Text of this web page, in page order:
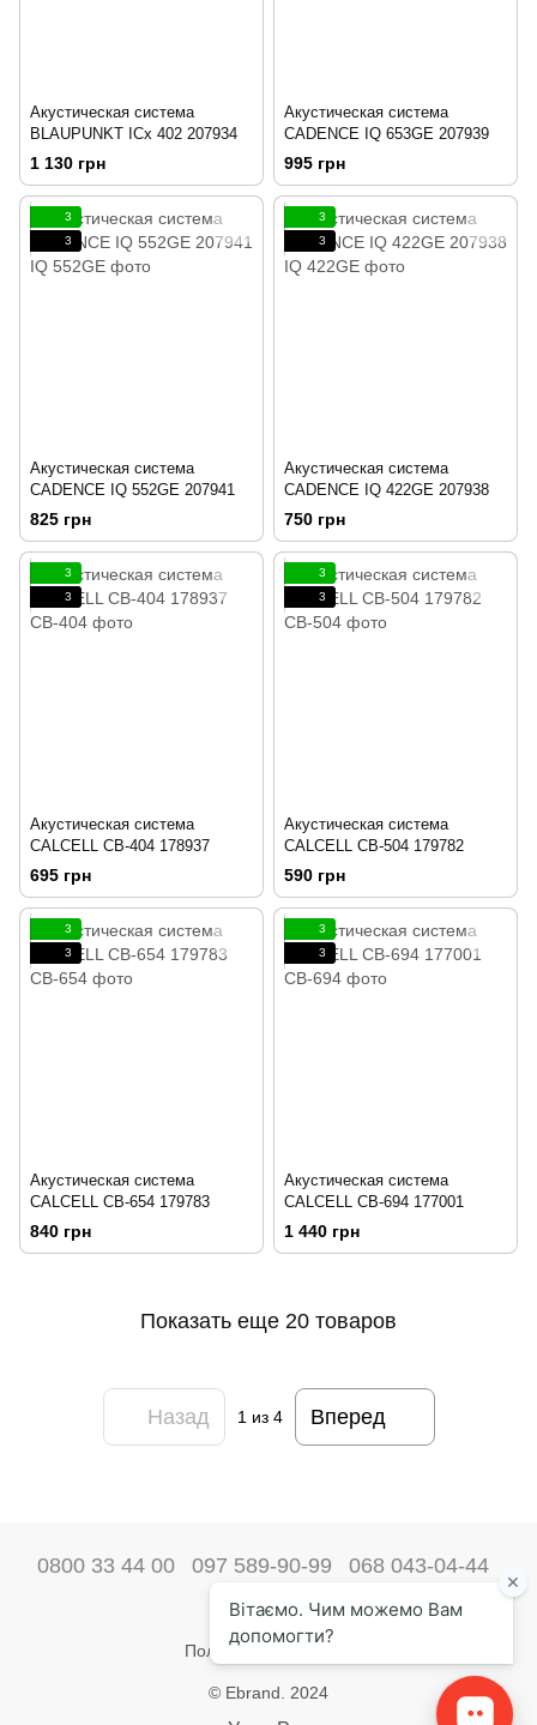
Акустическая система
BLAUPUNKT ICx 402 207934
1 130 грн
Акустическая система
CADENCE IQ 653GE 207939
995 грн
3
3
Акустическая система
CADENCE IQ 552GE 207941
825 грн
3
3
Акустическая система
CADENCE IQ 422GE 207938
750 грн
3
3
Акустическая система
CALCELL CB-404 178937
695 грн
3
3
Акустическая система
CALCELL CB-504 179782
590 грн
3
3
Акустическая система
CALCELL CB-654 179783
840 грн
3
3
Акустическая система
CALCELL CB-694 177001
1 440 грн
Показать еще 20 товаров
Назад 1из 4 Вперед
0800 33 44 00 097 589-90-99 068 043-04-44
Наши контакты
Полная версия сайта
© Ebrand. 2024